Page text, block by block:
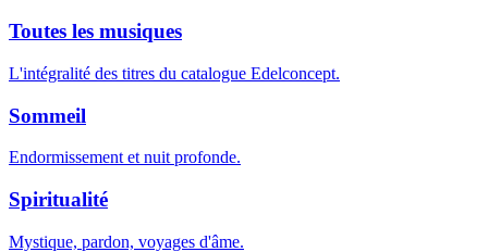
Toutes les musiques
L'intégralité des titres du catalogue Edelconcept.
Sommeil
Endormissement et nuit profonde.
Spiritualité
Mystique, pardon, voyages d'âme.